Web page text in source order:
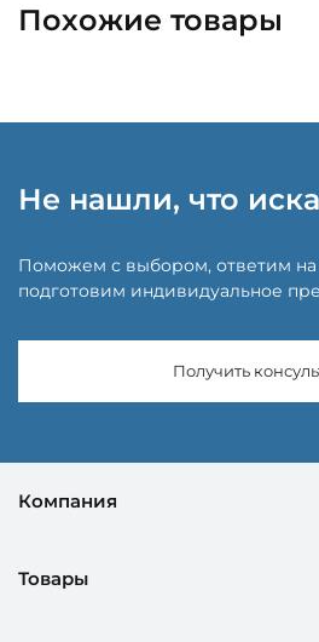
Похожие товары
Не нашли, что
Поможем с выбором, ответим на
подготовим индивидуальное
Получить
Компания
Товары